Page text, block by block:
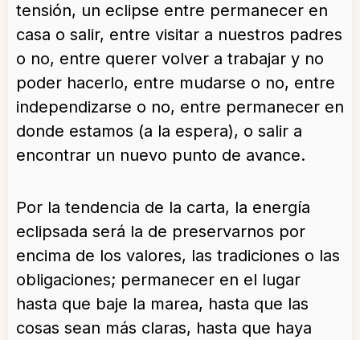
tensión, un eclipse entre permanecer en
casa o salir, entre visitar a nuestros padres
o no, entre querer volver a trabajar y no
poder hacerlo, entre mudarse o no, entre
independizarse o no, entre permanecer en
donde estamos (a la espera), o salir a
encontrar un nuevo punto de avance.
Por la tendencia de la carta, la energía
eclipsada será la de preservarnos por
encima de los valores, las tradiciones o las
obligaciones; permanecer en el lugar
hasta que baje la marea, hasta que las
cosas sean más claras, hasta que haya